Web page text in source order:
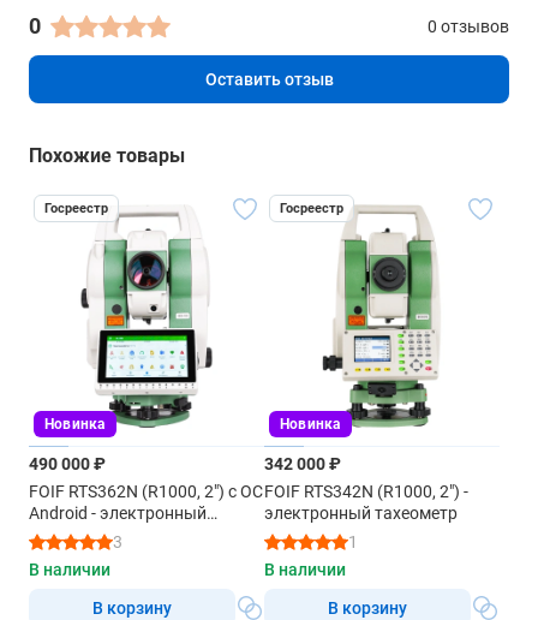
Разрядность дисплея
0.1"
Дисплей
пикселей)
Дисплей 2
последовательный
Bluetooth
USB
есть
0 0 отзывов
Оставить отзыв
Похожие товары
Госреестр
Новинка
490 000 ₽
FOIF RTS362N (R1000, 2") с ОС
Android - электронный
тахеометр3
В наличии
В корзину
Госреестр
Новинка
342 000 ₽
FOIF RTS342N (R1000, 2") -
электронный тахеометр
1
В наличии
В корзину